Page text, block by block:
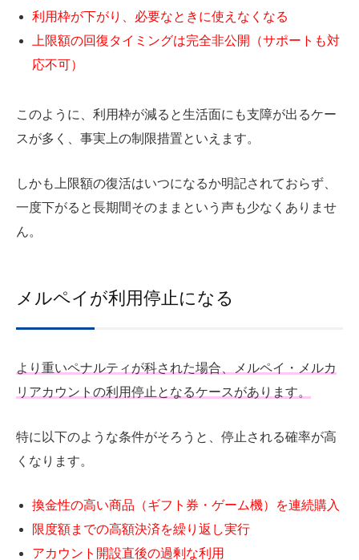
利用枠が下がり、必要なときに使えなくなる
上限額の回復タイミングは完全非公開（サポートも対
応不可）
このように、利用枠が減ると生活面にも支障が出るケー
スが多く、事実上の制限措置といえます。
しかも上限額の復活はいつになるか明記されておらず、
一度下がると長期間そのままという声も少なくありませ
ん。
メルペイが利用停止になる
より重いペナルティが科された場合、メルペイ・メルカ
リアカウントの利用停止となるケースがあります。
特に以下のような条件がそろうと、停止される確率が高
くなります。
換金性の高い商品（ギフト券・ゲーム機）を連続購入
限度額までの高額決済を繰り返し実行
アカウント開設直後の過剰な利用